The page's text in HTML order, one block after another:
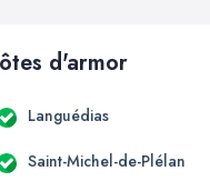
d'armor
Languédias
Saint-Michel-de-Plélan